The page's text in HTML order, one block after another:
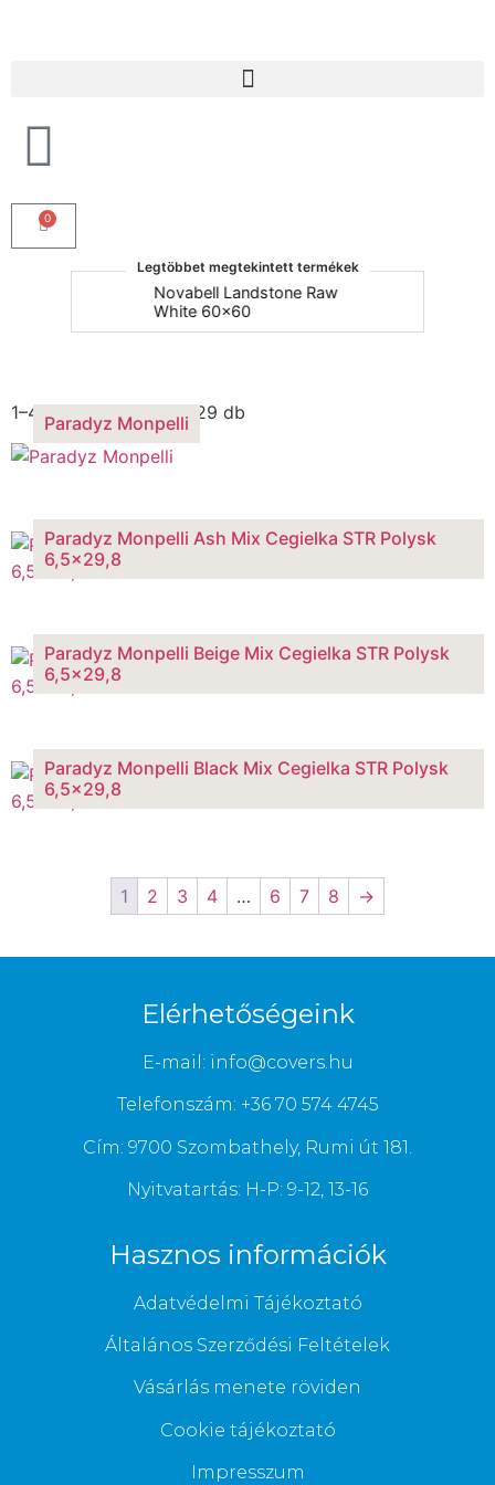
0
Legtöbbet megtekintett termékek
Novabell Landstone Raw
White 60x60
Paradyz Monpelli
1–4 termék, összesen 29 db
Paradyz Monpelli
Paradyz Monpelli Ash Mix Cegielka STR Polysk
6,5×29,8
Paradyz Monpelli Beige Mix Cegielka STR Polysk
6,5×29,8
Paradyz Monpelli Black Mix Cegielka STR Polysk
6,5×29,8
1 2 3 4 … 6 7 8 →
Elérhetőségeink
E-mail: info@covers.hu
Telefonszám: +36 70 574 4745
Cím: 9700 Szombathely, Rumi út 181.
Nyitvatartás: H-P: 9-12, 13-16
Hasznos információk
Adatvédelmi Tájékoztató
Általános Szerződési Feltételek
Vásárlás menete röviden
Cookie tájékoztató
Impresszum